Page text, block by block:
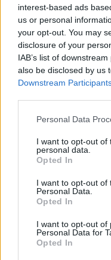
interest-based ads
us or personal
your opt-out. You may
disclosure of your
IAB’s list of
also be disclosed by us
Downstream
Personal Data
I want to opt-out of
personal data.
Opted In
I want to opt-out of
Personal Data.
Opted In
I want to opt-out of
Personal Data for
Opted In
χρησιμοποίησε
ότι το κόμμα
υπενθύμισε ότι ο
πως «το θετικό του
Δεν αρνήθηκε το
στον ΣΥΡΙΖΑ να
συνέχεια. Ωστόσο,
λαϊκό κόμμα της
ΣΥΡΙΖΑ και δεν
χαρακτηριστικά.
«Δεν βλέπω
Τσίπρα»
Η πιο καθαρή